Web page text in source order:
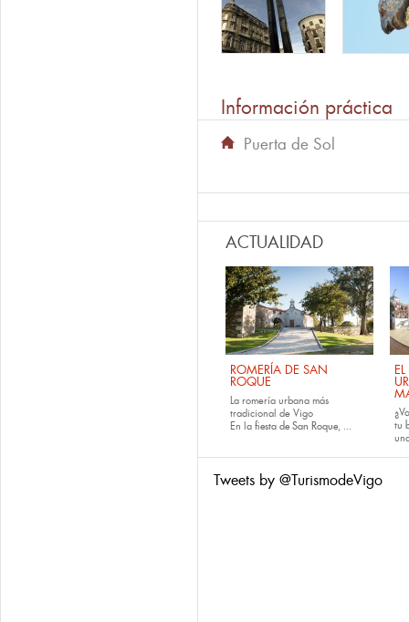
Información práctica
Puerta de Sol
ACTUALIDAD
ROMERÍA DE SAN
ROQUE
La romería urbana más
tradicional de Vigo
En la fiesta de San Roque, ...
tu
Tweets by @TurismodeVigo